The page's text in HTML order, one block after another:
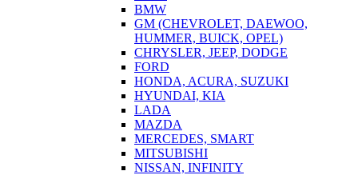
BMW
GM (CHEVROLET, DAEWOO,
HUMMER, BUICK, OPEL)
CHRYSLER, JEEP, DODGE
FORD
HONDA, ACURA, SUZUKI
HYUNDAI, KIA
LADA
MAZDA
MERCEDES, SMART
MITSUBISHI
NISSAN, INFINITY